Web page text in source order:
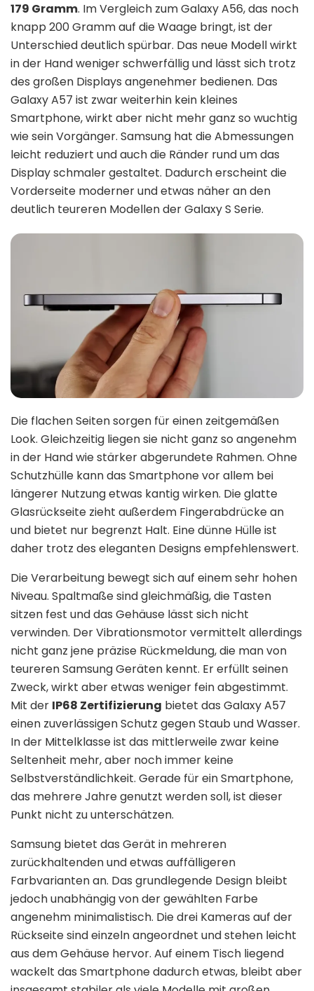
179 Gramm. Im Vergleich zum Galaxy A56, das noch
knapp 200 Gramm auf die Waage bringt, ist der
Unterschied deutlich spürbar. Das neue Modell wirkt
in der Hand weniger schwerfällig und lässt sich trotz
des großen Displays angenehmer bedienen. Das
Galaxy A57 ist zwar weiterhin kein kleines
Smartphone, wirkt aber nicht mehr ganz so wuchtig
wie sein Vorgänger. Samsung hat die Abmessungen
leicht reduziert und auch die Ränder rund um das
Display schmaler gestaltet. Dadurch erscheint die
Vorderseite moderner und etwas näher an den
deutlich teureren Modellen der Galaxy S Serie.
Die flachen Seiten sorgen für einen zeitgemäßen
Look. Gleichzeitig liegen sie nicht ganz so angenehm
in der Hand wie stärker abgerundete Rahmen. Ohne
Schutzhülle kann das Smartphone vor allem bei
längerer Nutzung etwas kantig wirken. Die glatte
Glasrückseite zieht außerdem Fingerabdrücke an
und bietet nur begrenzt Halt. Eine dünne Hülle ist
daher trotz des eleganten Designs empfehlenswert.
Die Verarbeitung bewegt sich auf einem sehr hohen
Niveau. Spaltmaße sind gleichmäßig, die Tasten
sitzen fest und das Gehäuse lässt sich nicht
verwinden. Der Vibrationsmotor vermittelt allerdings
nicht ganz jene präzise Rückmeldung, die man von
teureren Samsung Geräten kennt. Er erfüllt seinen
Zweck, wirkt aber etwas weniger fein abgestimmt.
Mit der IP68 Zertifizierung bietet das Galaxy A57
einen zuverlässigen Schutz gegen Staub und Wasser.
In der Mittelklasse ist das mittlerweile zwar keine
Seltenheit mehr, aber noch immer keine
Selbstverständlichkeit. Gerade für ein Smartphone,
das mehrere Jahre genutzt werden soll, ist dieser
Punkt nicht zu unterschätzen.
Samsung bietet das Gerät in mehreren
zurückhaltenden und etwas auffälligeren
Farbvarianten an. Das grundlegende Design bleibt
jedoch unabhängig von der gewählten Farbe
angenehm minimalistisch. Die drei Kameras auf der
Rückseite sind einzeln angeordnet und stehen leicht
aus dem Gehäuse hervor. Auf einem Tisch liegend
wackelt das Smartphone dadurch etwas, bleibt aber